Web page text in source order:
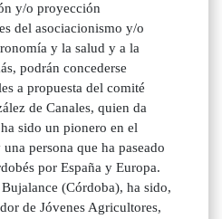
y/o proyección
del asociacionismo y/o
y la salud y a la
podrán concederse
a propuesta del comité
de Canales, quien da
sido un pionero en el
persona que ha paseado
por España y Europa.
(Córdoba), ha sido,
de Jóvenes Agricultores,